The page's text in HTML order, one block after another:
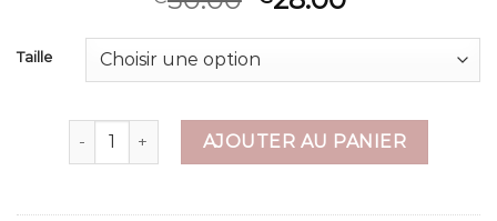
Taille
quantité de short en velours femme
AJOUTER AU PANIER